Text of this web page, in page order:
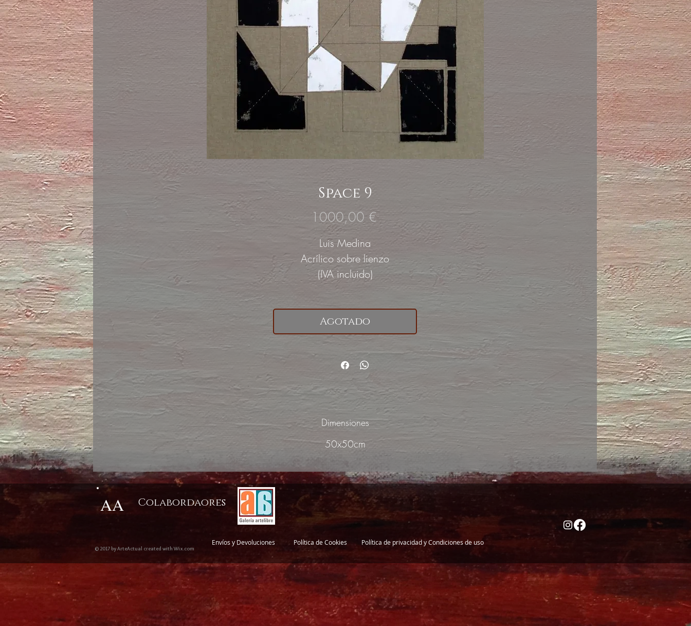
Space 9
1000,00 €Precio
Luis Medina
Acrílico sobre lienzo
(IVA incluido)
Agotado
Dimensiones
50x50cm
AA Colabordaores
© 2017 by ArteActual created with Wix.com
Envíos y Devoluciones Política de Cookies Política de privacidad y Condiciones de uso